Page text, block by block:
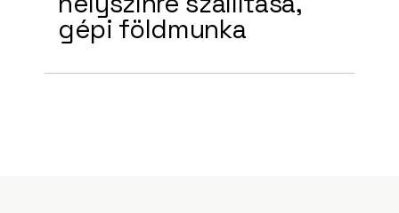
gépi földmunka